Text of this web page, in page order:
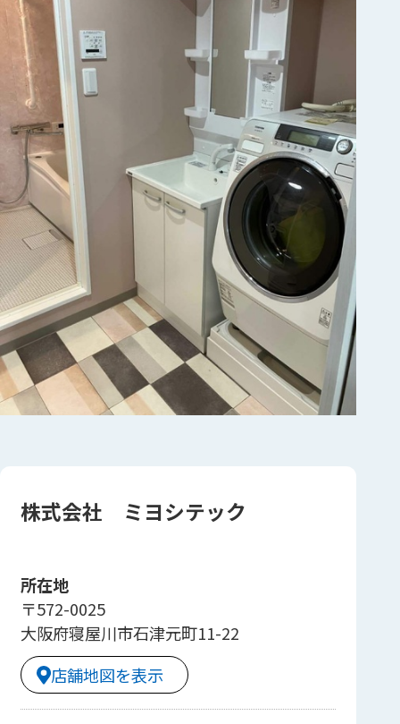
株式会社 ミヨシテック
所在地
〒572-0025
大阪府寝屋川市石津元町11-22
店舗地図を表示